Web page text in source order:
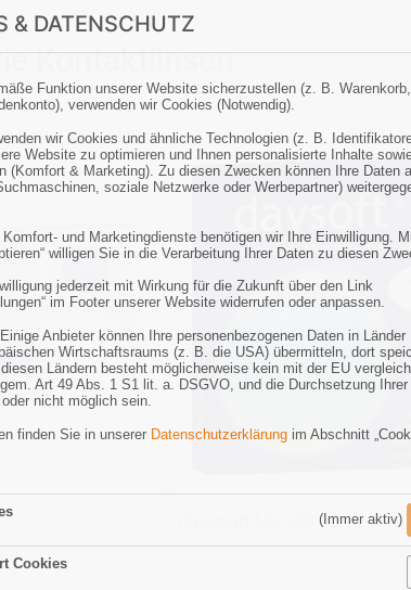
& DATENSCHUTZ
Funktion unserer Website sicherzustellen (z. B. Warenkorb,
verwenden wir Cookies (Notwendig).
wir Cookies und ähnliche Technologien (z. B.
Website zu optimieren und Ihnen personalisierte Inhalte
(Komfort & Marketing). Zu diesen Zwecken können Ihre Daten
soziale Netzwerke oder Werbepartner)
Komfort- und Marketingdienste benötigen wir Ihre Einwilligung.
willigen Sie in die Verarbeitung Ihrer Daten zu diesen
jederzeit mit Wirkung für die Zukunft über den Link
im Footer unserer Website widerrufen oder anpassen.
Anbieter können Ihre personenbezogenen Daten in Länder
Wirtschaftsraums (z. B. die USA) übermitteln, dort
Ländern besteht möglicherweise kein mit der EU
Art 49 Abs. 1 S1 lit. a. DSGVO, und die Durchsetzung
nicht möglich sein.
finden Sie in unserer Datenschutzerklärung im Abschnitt
(Immer aktiv)
Cookies
Kontaktlinsen